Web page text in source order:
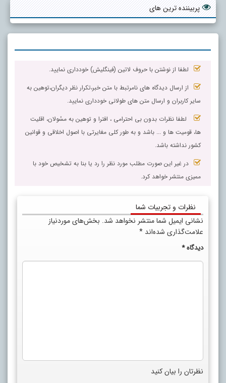
پربیننده ترین های
لطفا از نوشتن با حروف لاتین (فینگلیش) خودداری نمایید.
از ارسال دیدگاه های نامرتبط با متن خبر،تکرار نظر دیگران،توهین به
سایر کاربران و ارسال متن های طولانی خودداری نمایید.
لطفا نظرات بدون بی احترامی ، افترا و توهین به مسٔولان، اقلیت
ها، قومیت ها و ... باشد و به طور کلی مغایرتی با اصول اخلاقی و قوانین
کشور نداشته باشد.
در غیر این صورت مطلب مورد نظر را رد یا بنا به تشخیص خود با
ممیزی منتشر خواهد کرد.
نظرات و تجربیات شما
نشانی ایمیل شما منتشر نخواهد شد. بخش‌های موردنیاز
علامت‌گذاری شده‌اند *
دیدگاه*
نظرتان را بیان کنید